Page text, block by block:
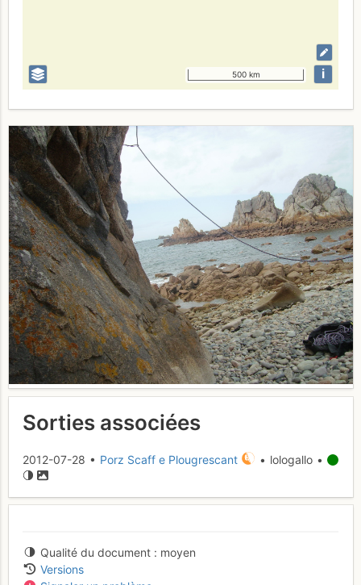
500 km i
Sorties associées
2012-07-28 • Porz Scaff e Plougrescant • lologallo •
Qualité du document
moyen
Versions